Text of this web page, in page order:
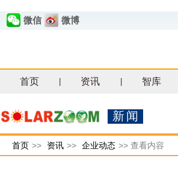
微信 微博
首页 资讯 智库
新闻
首页 >> 资讯 >> 企业动态 >> 查看内容